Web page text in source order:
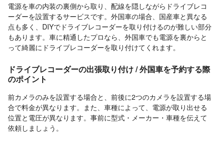
電源を車の内装の裏側から取り、配線を隠しながらドライブレコ
ーダーを設置するサービスです。外国車の場合、国産車と異なる
点も多く、DIYでドライブレコーダーを取り付けるのが難しい部分
もあります。車に精通したプロなら、外国車でも電源を裏からと
って綺麗にドライブレコーダーを取り付けてくれます。
ドライブレコーダーの出張取り付け / 外国車を予約する際
のポイント
前カメラのみを設置する場合と、前後に2つのカメラを設置する場
合で料金が異なります。また、車種によって、電源が取り出せる
位置と電圧が異なります。事前に型式・メーカー・車種を伝えて
依頼しましょう。